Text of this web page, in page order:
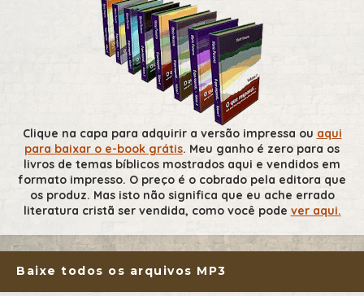
Clique na capa para adquirir a versão impressa ou aqui
para baixar o e-book grátis. Meu ganho é zero para os
livros de temas bíblicos mostrados aqui e vendidos em
formato impresso. O preço é o cobrado pela editora que
os produz. Mas isto não significa que eu ache errado
literatura cristã ser vendida, como você pode ver aqui.
Baixe todos os arquivos MP3